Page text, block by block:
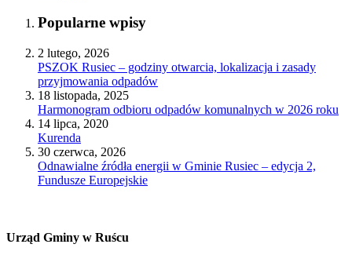
Popularne wpisy
2 lutego, 2026
PSZOK Rusiec – godziny otwarcia, lokalizacja i zasady
przyjmowania odpadów
18 listopada, 2025
Harmonogram odbioru odpadów komunalnych w 2026 roku
14 lipca, 2020
Kurenda
30 czerwca, 2026
Odnawialne źródła energii w Gminie Rusiec – edycja 2,
Fundusze Europejskie
Urząd Gminy w Ruścu